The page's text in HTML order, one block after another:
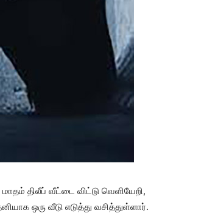
திலீப் வீட்டை விட்டு வெளியேறி,
ஒரு வீடு எடுத்து வசித்துள்ளார்.